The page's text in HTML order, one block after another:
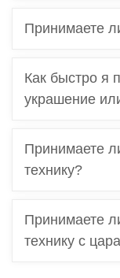
Принимаете
Как быстро я
украшение
Принимаете
технику?
Принимаете
технику с